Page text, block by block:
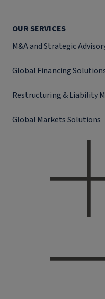
OUR SERVICES
M&A and Strategic
Global Financing
Restructuring & Liability
Global Markets Solutions